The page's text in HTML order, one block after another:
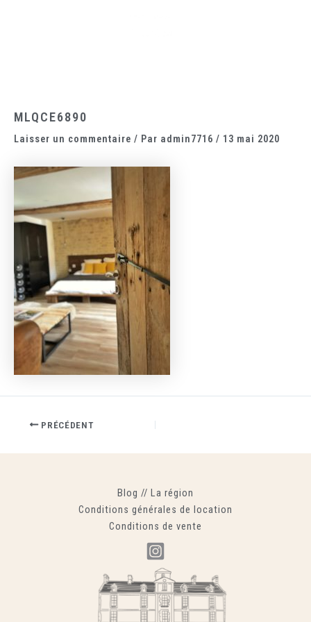
MLQCE6890
Laisser un commentaire / Par admin7716 / 13 mai 2020
PRÉCÉDENT
Blog // La région
Conditions générales de location
Conditions de vente